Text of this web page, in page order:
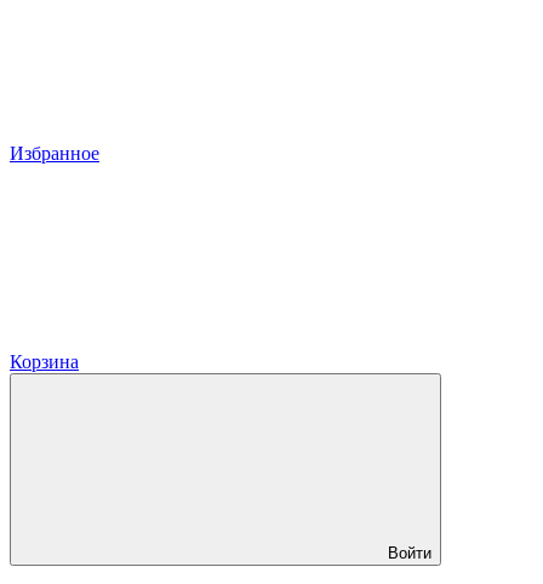
Избранное
Корзина
Войти